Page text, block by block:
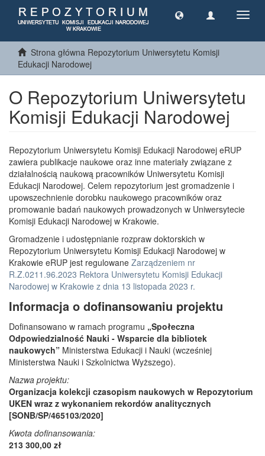
Strona główna Repozytorium Uniwersytetu Komisji
Edukacji Narodowej
O Repozytorium Uniwersytetu
Komisji Edukacji Narodowej
Repozytorium Uniwersytetu Komisji Edukacji Narodowej eRUP
zawiera publikacje naukowe oraz inne materiały związane z
działalnością naukową pracowników Uniwersytetu Komisji
Edukacji Narodowej. Celem repozytorium jest gromadzenie i
upowszechnienie dorobku naukowego pracowników oraz
promowanie badań naukowych prowadzonych w Uniwersytecie
Komisji Edukacji Narodowej w Krakowie.
Gromadzenie i udostępnianie rozpraw doktorskich w
Repozytorium Uniwersytetu Komisji Edukacji Narodowej w
Krakowie eRUP jest regulowane Zarządzeniem nr
R.Z.0211.96.2023 Rektora Uniwersytetu Komisji Edukacji
Narodowej w Krakowie z dnia 13 listopada 2023 r.
Informacja o dofinansowaniu projektu
Dofinansowano w ramach programu „Społeczna
Odpowiedzialność Nauki - Wsparcie dla bibliotek
naukowych” Ministerstwa Edukacji i Nauki (wcześniej
Ministerstwa Nauki i Szkolnictwa Wyższego).
Nazwa projektu:
Organizacja kolekcji czasopism naukowych w Repozytorium
UKEN wraz z wykonaniem rekordów analitycznych
[SONB/SP/465103/2020]
Kwota dofinansowania:
213 300,00 zł